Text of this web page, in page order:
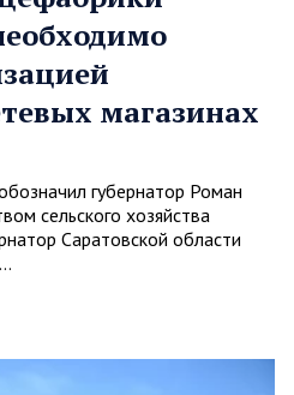
магазинах
губернатор Роман
сельского хозяйства
Саратовской области